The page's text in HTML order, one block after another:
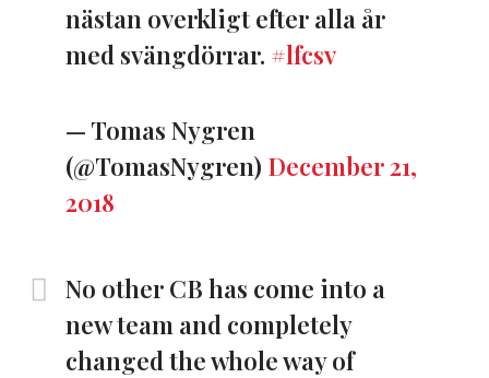
nästan overkligt efter alla år
med svängdörrar. #lfcsv
— Tomas Nygren
(@TomasNygren) December 21,
2018
No other CB has come into a
new team and completely
changed the whole way of